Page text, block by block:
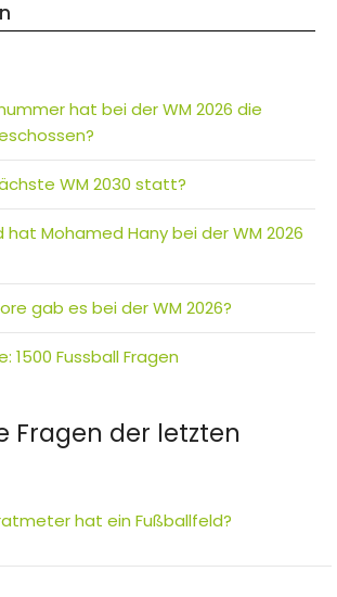
hat bei der WM 2026 die
WM 2030 statt?
hat Mohamed Hany bei der WM 2026
gab es bei der WM 2026?
1500 Fussball Fragen
Fragen der letzten
hat ein Fußballfeld?